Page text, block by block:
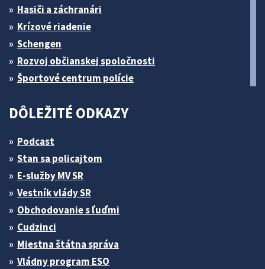
Hasiči a záchranári
Krízové riadenie
Schengen
Rozvoj občianskej spoločnosti
Športové centrum polície
DÔLEŽITÉ ODKAZY
Podcast
Stan sa policajtom
E-služby MV SR
Vestník vlády SR
Obchodovanie s ľuďmi
Cudzinci
Miestna štátna správa
Vládny program ESO